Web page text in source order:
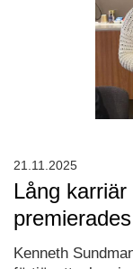
Lång
premierades
Kenneth
21.11.2025